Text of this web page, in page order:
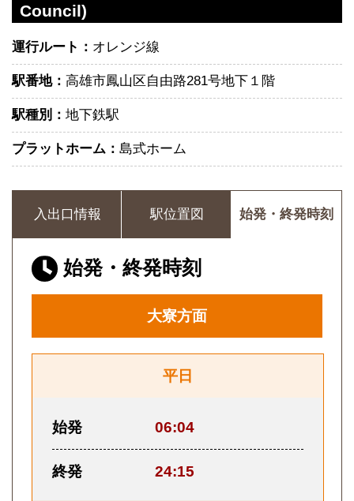
Council)
運行ルート： オレンジ線
駅番地： 高雄市鳳山区自由路281号地下１階
駅種別： 地下鉄駅
プラットホーム： 島式ホーム
入出口情報 駅位置図 始発・終発時刻
始発・終発時刻
大寮方面
平日
始発 06:04
終発 24:15